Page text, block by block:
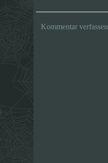
Kommentar verfassen